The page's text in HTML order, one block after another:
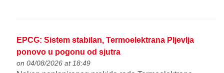
EPCG: Sistem stabilan, Termoelektrana Pljevlja
ponovo u pogonu od sjutra
on 04/08/2026 at 18:49